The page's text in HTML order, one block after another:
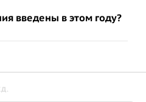
введены в этом году?